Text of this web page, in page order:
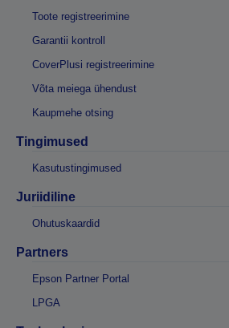
Toote registreerimine
Garantii kontroll
CoverPlusi registreerimine
Võta meiega ühendust
Kaupmehe otsing
Tingimused
Kasutustingimused
Juriidiline
Ohutuskaardid
Partners
Epson Partner Portal
LPGA